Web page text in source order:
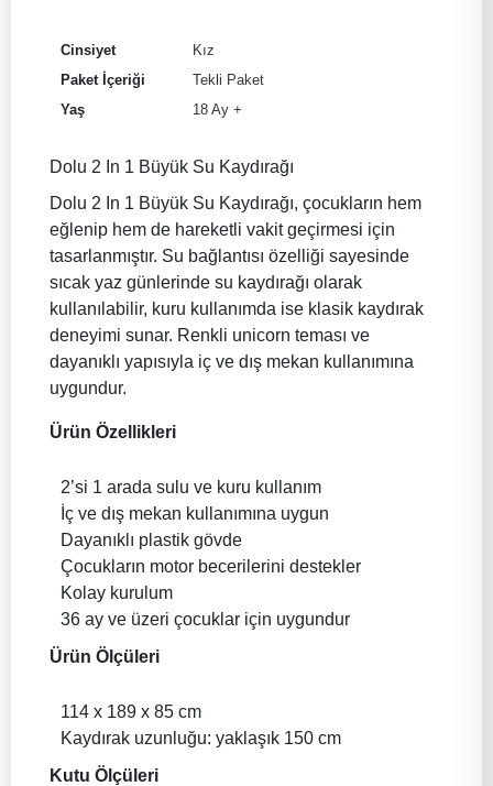
Cinsiyet
Kız
Paket İçeriği
Tekli Paket
Yaş
18 Ay +
Dolu 2 In 1 Büyük Su Kaydırağı
Dolu 2 In 1 Büyük Su Kaydırağı, çocukların hem
eğlenip hem de hareketli vakit geçirmesi için
tasarlanmıştır. Su bağlantısı özelliği sayesinde
sıcak yaz günlerinde su kaydırağı olarak
kullanılabilir, kuru kullanımda ise klasik kaydırak
deneyimi sunar. Renkli unicorn teması ve
dayanıklı yapısıyla iç ve dış mekan kullanımına
uygundur.
Ürün Özellikleri
2’si 1 arada sulu ve kuru kullanım
İç ve dış mekan kullanımına uygun
Dayanıklı plastik gövde
Çocukların motor becerilerini destekler
Kolay kurulum
36 ay ve üzeri çocuklar için uygundur
Ürün Ölçüleri
114 x 189 x 85 cm
Kaydırak uzunluğu: yaklaşık 150 cm
Kutu Ölçüleri